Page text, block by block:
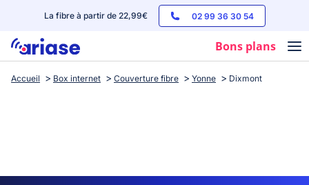
La fibre à partir de 22,99€ 02 99 36 30 54
Bons plans
Box internet
Streaming
Accueil Box internet Couverture fibre Yonne Dixmont